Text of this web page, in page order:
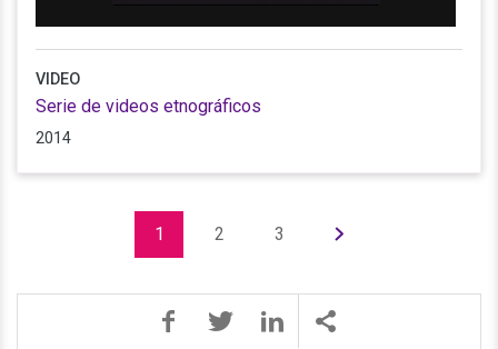
VIDEO
Serie de videos etnográficos
2014
1 2 3